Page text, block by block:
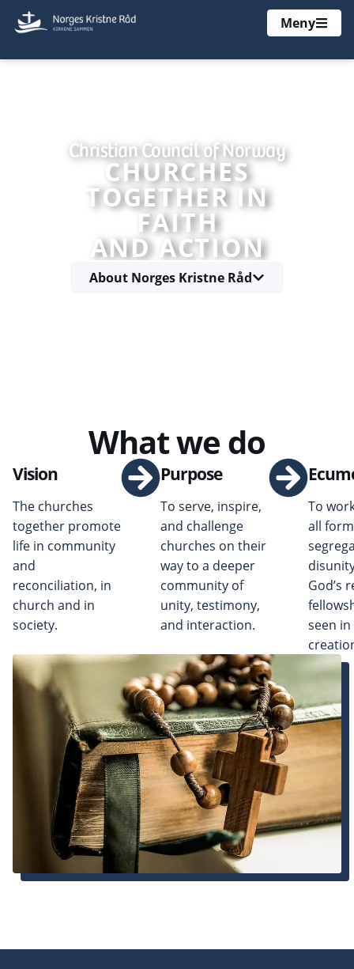
Meny
Christian Council of Norway
CHURCHES
TOGETHER IN
FAITH
AND ACTION
About Norges Kristne Råd
What we do
Vision
The churches
together promote
life in community
and
reconciliation, in
church and in
society.
Purpose
To serve, inspire,
and challenge
churches on their
way to a deeper
community of
unity, testimony,
and interaction.
To
all
God’s
seen in